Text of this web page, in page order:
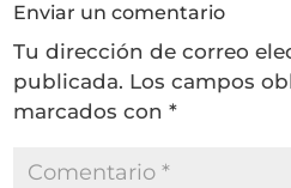
Enviar un comentario
Tu dirección de correo
publicada. Los campos
marcados con*